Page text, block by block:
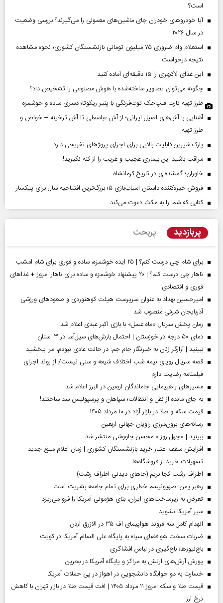
است؟
آیا خودروهای خودران جای ماشین‌های معمولی را می‌گیرند؟ بررسی وضعیت
در سال ۲۰۲۶
استعلام وام ضروری ۷۵ میلیون تومانی بازنشستگان کشوری؛ نحوه مشاهده
نتیجه درخواست
این غذای لاکچری را ۱۵ دقیقه‌ای آماده کنید
چگونه می‌توان تصاویر ساخته‌شده با هوش مصنوعی را تشخیص داد؟
طرز تهیه تارت فلپ‌جک توت‌فرنگی با پنیر ریکوتا؛ دسری ساده و خوشمزه
آشنایی با آش‌های اصیل ایرانی؛ از آش عباسعلی تا آش ترخینه + خواص و
طرز تهیه
پارک شیرین قابلیت‌ بالایی برای اجرای پروژهای تفریحی دارد
مراقب باشید این بیماری عجیب و غریب را از کنه نگیرید!
خاوران؛ گمشده‌ای در تاریخ کرمانشاه
فروش خیره‌کننده داستان اسباب‌بازی ۵؛ بزرگ‌ترین افتتاحیه سال برای پیکسار
کتابی که شما را به مکث دعوت می‌کند
پربازدید پربحث
برای شام چی درست کنم؟ | ۲۵ ایده خوشمزه، ساده و فوری برای شام امشب
ناهار چی درست کنم؟ | ۲۰ پیشنهاد خوشمزه و ساده برای ناهار امروز + غذاهای
فوری و اقتصادی
امیرحسین بهداد به عنوان سرپرست هیئت کوهنوردی و صعودهای ورزشی
آذربایجان شرقی منصوب شد
زمان پخش سریال «ماه عسل» با بازی اکبر عبدی اعلام شد
دمای ۵۰ درجه در خوزستان | احتمال بارش‌های سیل‌آسا در ۳ استان
ببینید | آزارگر زنان به خبرنگار جام جم: در حالت عادی نبودم، مرا ببخشید
قصه سریال رویای نیمه شب اختلاف شیعه و سنی نیست/ از روند اجرای
فیلمنامه رضایت دارم
مسیر‌های راهپیمایی جاماندگان اربعین در البرز اعلام شد
به جای مانده از نقل و انتقالات؛ سپاهان و پرسپولیس سد ساختند!
قیمت سکه و طلا در بازار آزاد در ۱۰ مرداد ۱۴۰۵
رسانه‌های برون‌مرزی راویان جهانی اربعین
ببینید | «چهل روز » محسن چاووشی منتشر شد
افزایش سقف اعتبار خرید بازنشستگان کشوری | زمان اعلام مبلغ جدید
تسهیلات خرید از فروشگاه‌ها
اطراف رشت کجا بریم (جاهای دیدنی اطراف رشت)
رهبر یمن: صهیونیسم خطری برای تمام جامعه بشریت است
تعرض به زیرساخت‌های ایران، بنای هژمونی آمریکا را فرو می‌ریزد
سپر آمریکا نشوید
انهدام کامل سه فروند هواپیمای اف ۳۵ در الازرق اردن
ضربات سخت هوافضای سپاه به پایگاه علی السالم آمریکا در کویت
باج‌نیوزها؛ باج‌گیری در لباس افشاگری
یورش آرش‌های ارتش به مراکز و پایگاه‌ آمریکا در بحرین
خسارت به دو خوابگاه دانشجویی در اهواز در پی حملات آمریکا
قیمت طلا و سکه امروز ۱۱ مرداد ۱۴۰۵ | افت قیمت طلا در بازار تهران با کاهش
نرخ ارز